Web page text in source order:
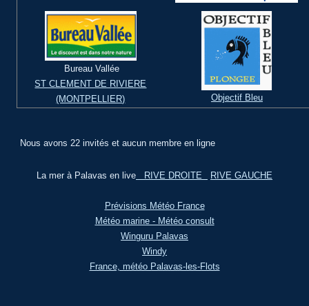
Bureau Vallée
ST CLEMENT DE RIVIERE
(MONTPELLIER)
Objectif Bleu
Nous avons 22 invités et aucun membre en ligne
La mer à Palavas en live RIVE DROITE RIVE GAUCHE
Prévisions Météo France
Météo marine - Météo consult
Winguru Palavas
Windy
France, météo Palavas-les-Flots